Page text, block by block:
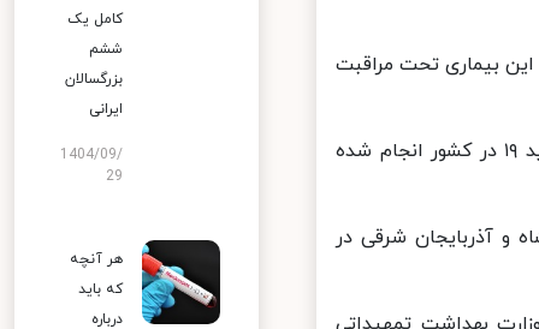
به کووید ۱۹ در وضعیت شدید این بیماری تحت مراقبت
وی بیان کرد: تاکنون یک میلیون و ۴۲۲ هزار و ۴۰۷ آزمایش تشخیص کووید ۱۹ در کشور انجام شده
و آذربایجان شرقی در
کامل یک
ششم
بزرگسالان
ایرانی
1404/09/
29
هر آنچه
که باید
درباره